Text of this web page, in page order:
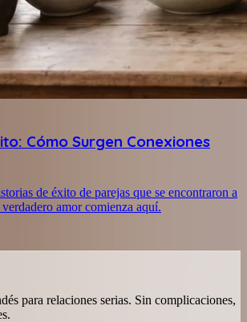
Cómo Surgen Conexiones
de éxito de parejas que se encontraron a
amor comienza aquí.
para relaciones serias. Sin complicaciones,